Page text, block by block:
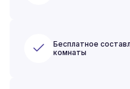
Бесплатное
комнаты